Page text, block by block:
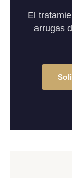
El
arrugas